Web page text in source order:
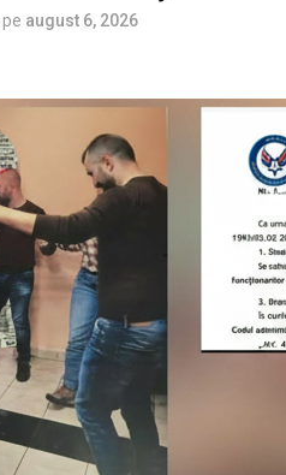
pe august 6, 2026